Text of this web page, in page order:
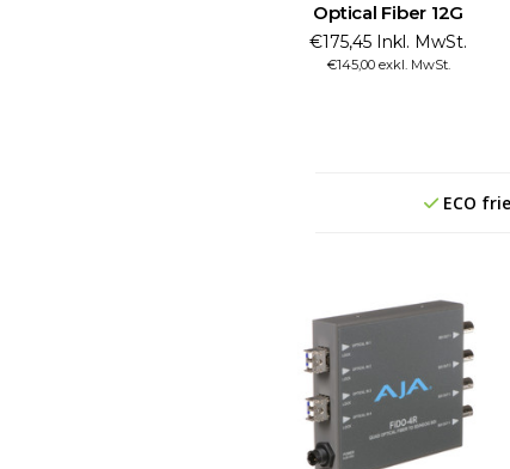
Optical Fiber 12G
€175,45 Inkl. MwSt.
€145,00 exkl. MwSt.
ECO